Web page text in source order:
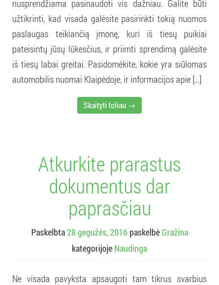
nusprendžiama pasinaudoti vis dažniau. Galite būti
užtikrinti, kad visada galėsite pasirinkti tokią nuomos
paslaugas teikiančią įmonę, kuri iš tiesų puikiai
pateisintų jūsų lūkesčius, ir priimti sprendimą galėsite
iš tiesų labai greitai. Pasidomėkite, kokie yra siūlomas
automobilis nuomai Klaipėdoje, ir informacijos apie […]
Skaityti toliau →
Atkurkite prarastus
dokumentus dar
paprasčiau
Paskelbta28 gegužės, 2016 paskelbė Gražina
kategorijoje Naudinga
Ne visada pavyksta apsaugoti tam tikrus svarbius